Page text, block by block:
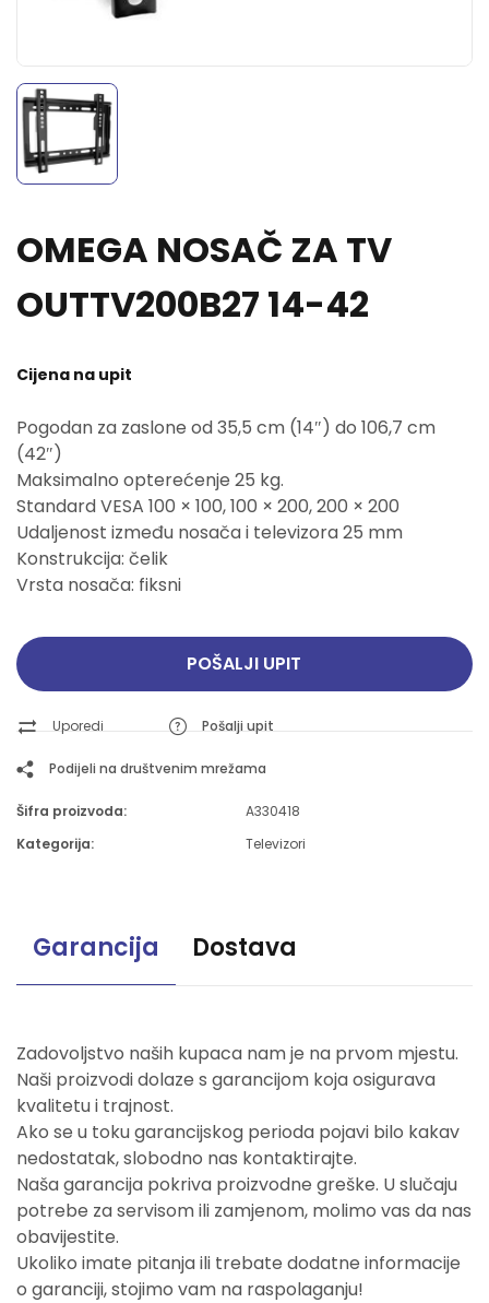
OMEGA NOSAČ ZA TV
OUTTV200B27 14-42
Cijena na upit
Pogodan za zaslone od 35,5 cm (14″) do 106,7 cm
(42″)
Maksimalno opterećenje 25 kg.
Standard VESA 100 × 100, 100 × 200, 200 × 200
Udaljenost između nosača i televizora 25 mm
Konstrukcija: čelik
Vrsta nosača: fiksni
POŠALJI UPIT
Uporedi Pošalji upit
Podijeli na društvenim mrežama
Šifra proizvoda:
A330418
Kategorija:
Televizori
Garancija Dostava
Zadovoljstvo naših kupaca nam je na prvom mjestu.
Naši proizvodi dolaze s garancijom koja osigurava
kvalitetu i trajnost.
Ako se u toku garancijskog perioda pojavi bilo kakav
nedostatak, slobodno nas kontaktirajte.
Naša garancija pokriva proizvodne greške. U slučaju
potrebe za servisom ili zamjenom, molimo vas da nas
obavijestite.
Ukoliko imate pitanja ili trebate dodatne informacije
o garanciji, stojimo vam na raspolaganju!